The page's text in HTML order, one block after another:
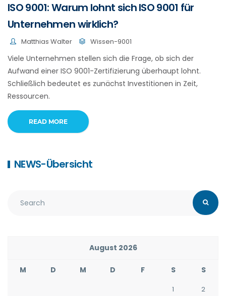
ISO 9001: Warum lohnt sich ISO 9001 für
Unternehmen wirklich?
Matthias Walter Wissen-9001
Viele Unternehmen stellen sich die Frage, ob sich der
Aufwand einer ISO 9001-Zertifizierung überhaupt lohnt.
Schließlich bedeutet es zunächst Investitionen in Zeit,
Ressourcen.
READ MORE
NEWS-Übersicht
August 2026
M D M D F S S
1
2